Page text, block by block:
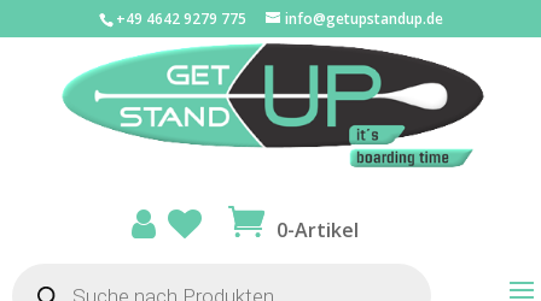
+49 4642 9279 775 info@getupstandup.de
0-Artikel
search